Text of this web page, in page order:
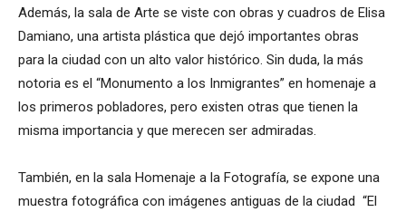
Además, la sala de Arte se viste con obras y cuadros de Elisa
Damiano, una artista plástica que dejó importantes obras
para la ciudad con un alto valor histórico. Sin duda, la más
notoria es el “Monumento a los Inmigrantes” en homenaje a
los primeros pobladores, pero existen otras que tienen la
misma importancia y que merecen ser admiradas.
También, en la sala Homenaje a la Fotografía, se expone una
muestra fotográfica con imágenes antiguas de la ciudad “El